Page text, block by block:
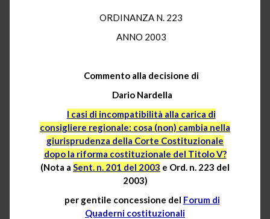
ORDINANZA N. 223
ANNO 2003
Commento alla decisione di
Dario Nardella
I casi di incompatibilità alla carica di
consigliere regionale: cosa (non) cambia nella
giurisprudenza della Corte Costituzionale
dopo la riforma costituzionale del Titolo V?
(Nota a Sent. n. 201 del 2003 e Ord. n. 223 del
2003)
per gentile concessione del Forum di
Quaderni costituzionali